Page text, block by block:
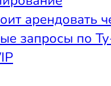
арендовать
запросы по